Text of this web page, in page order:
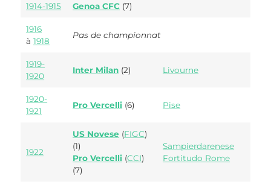
1914-1915 Genoa CFC (7)
1916
à1918
Pas de championnat
1919-
1920
Inter Milan (2) Livourne
1920-
1921
Pro Vercelli (6) Pise
1922
US Novese (FIGC)
(1)
Pro Vercelli (CCI)
(7)
Sampierdarenese
Fortitudo Rome